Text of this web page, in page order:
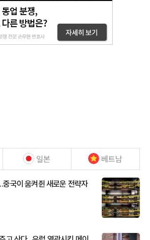
일본 베트남
국이 움켜쥔 새로운 전략자